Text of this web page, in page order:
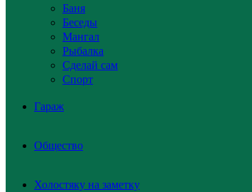
Баня
Беседы
Мангал
Рыбалка
Сделай сам
Спорт
Гараж
Общество
Холостяку на заметку